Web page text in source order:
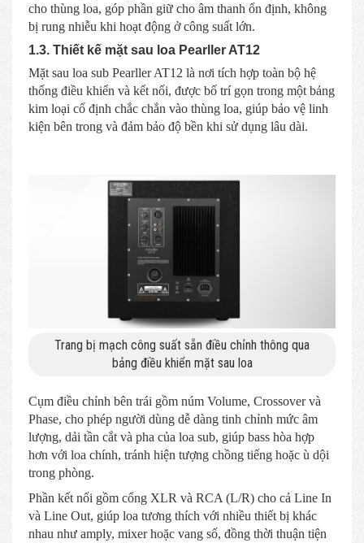
cho thùng loa, góp phần giữ cho âm thanh ổn định, không
bị rung nhiễu khi hoạt động ở công suất lớn.
1.3. Thiết kế mặt sau loa Pearller AT12
Mặt sau loa sub Pearller AT12 là nơi tích hợp toàn bộ hệ
thống điều khiển và kết nối, được bố trí gọn trong một bảng
kim loại cố định chắc chắn vào thùng loa, giúp bảo vệ linh
kiện bên trong và đảm bảo độ bền khi sử dụng lâu dài.
Trang bị mạch công suất sẵn điều chỉnh thông qua
bảng điều khiển mặt sau loa
Cụm điều chỉnh bên trái gồm núm Volume, Crossover và
Phase, cho phép người dùng dễ dàng tinh chỉnh mức âm
lượng, dải tần cắt và pha của loa sub, giúp bass hòa hợp
hơn với loa chính, tránh hiện tượng chồng tiếng hoặc ù dội
trong phòng.
Phần kết nối gồm cổng XLR và RCA (L/R) cho cả Line In
và Line Out, giúp loa tương thích với nhiều thiết bị khác
nhau như amply, mixer hoặc vang số, đồng thời thuận tiện